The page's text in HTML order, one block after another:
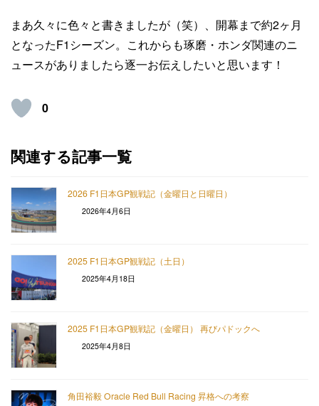
まあ久々に色々と書きましたが（笑）、開幕まで約2ヶ月
となったF1シーズン。これからも琢磨・ホンダ関連のニ
ュースがありましたら逐一お伝えしたいと思います！
0
関連する記事一覧
2026 F1日本GP観戦記（金曜日と日曜日）
2026年4月6日
2025 F1日本GP観戦記（土日）
2025年4月18日
2025 F1日本GP観戦記（金曜日） 再びパドックへ
2025年4月8日
角田裕毅 Oracle Red Bull Racing 昇格への考察